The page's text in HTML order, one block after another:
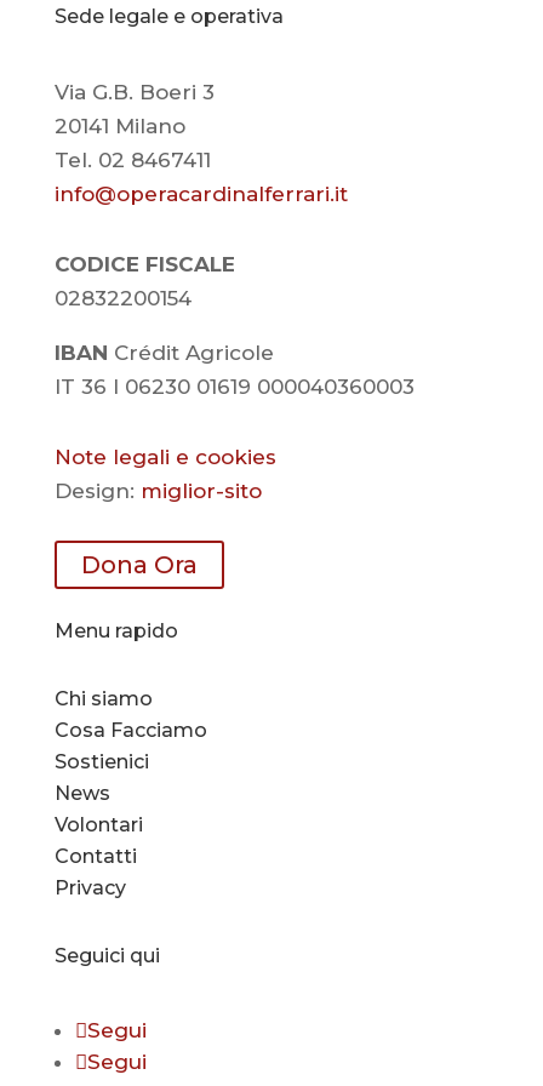
Sede legale e operativa
Via G.B. Boeri 3
20141 Milano
Tel. 02 8467411
info@operacardinalferrari.it
CODICE FISCALE
02832200154
IBAN Crédit Agricole
IT 36 I 06230 01619 000040360003
Note legali e cookies
Design: miglior-sito
Dona Ora
Menu rapido
Chi siamo
Cosa Facciamo
Sostienici
News
Volontari
Contatti
Privacy
Seguici qui
Segui
Segui